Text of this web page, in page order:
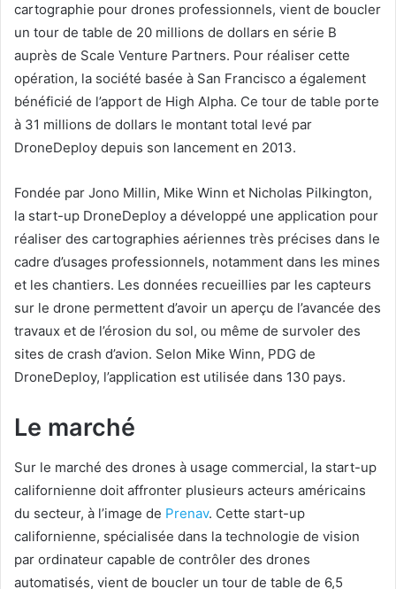
cartographie pour drones professionnels, vient de boucler
un tour de table de 20 millions de dollars en série B
auprès de Scale Venture Partners. Pour réaliser cette
opération, la société basée à San Francisco a également
bénéficié de l’apport de High Alpha. Ce tour de table porte
à 31 millions de dollars le montant total levé par
DroneDeploy depuis son lancement en 2013.
Fondée par Jono Millin, Mike Winn et Nicholas Pilkington,
la start-up DroneDeploy a développé une application pour
réaliser des cartographies aériennes très précises dans le
cadre d’usages professionnels, notamment dans les mines
et les chantiers. Les données recueillies par les capteurs
sur le drone permettent d’avoir un aperçu de l’avancée des
travaux et de l’érosion du sol, ou même de survoler des
sites de crash d’avion. Selon Mike Winn, PDG de
DroneDeploy, l’application est utilisée dans 130 pays.
Le marché
Sur le marché des drones à usage commercial, la start-up
californienne doit affronter plusieurs acteurs américains
du secteur, à l’image de Prenav. Cette start-up
californienne, spécialisée dans la technologie de vision
par ordinateur capable de contrôler des drones
automatisés, vient de boucler un tour de table de 6,5